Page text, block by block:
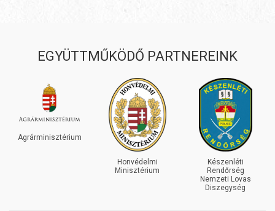
EGYÜTTMŰKÖDŐ PARTNEREINK
Agrárminisztérium
Honvédelmi
Minisztérium
Készenléti
Rendőrség
Nemzeti Lovas
Diszegység